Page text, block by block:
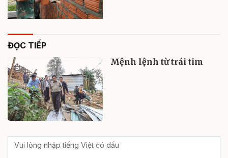
ĐỌC TIẾP
Mệnh lệnh từ trái tim